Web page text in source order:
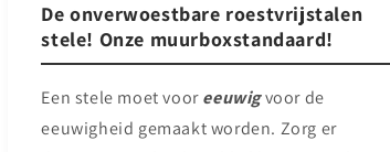
De onverwoestbare roestvrijstalen
stele! Onze muurboxstandaard!
Een stele moet vooreeuwigvoor de
eeuwigheid gemaakt worden. Zorg er